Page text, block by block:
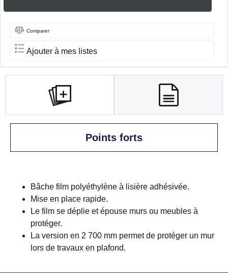
Comparer
Ajouter à mes listes
Points forts
Bâche film polyéthylène à lisière adhésivée.
Mise en place rapide.
Le film se déplie et épouse murs ou meubles à
protéger.
La version en 2 700 mm permet de protéger un mur
lors de travaux en plafond.